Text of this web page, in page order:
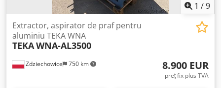
1 /9
Zdziechowice 750 km
Extractor, aspirator de praf pentru
aluminiu TEKA WNA
TEKAWNA-AL3500
8.900 EUR
preț fix plus TVA